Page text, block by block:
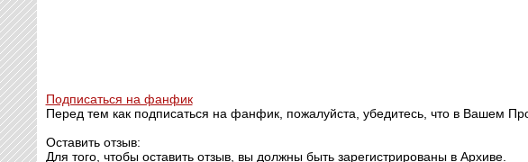
Подписаться на фанфик
Перед тем как подписаться на фанфик, пожалуйста, убедитесь, что в Вашем
Оставить отзыв:
Для того, чтобы оставить отзыв, вы должны быть зарегистрированы в Архиве.